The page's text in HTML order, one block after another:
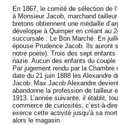
En 1867, le comité de sélection de
à Monsieur Jacob, marchand
bretons obtiennent une médaille
développe à Quimper en créant au
succursale : Le Bon Marché. En
épouse Prudence Jacob. Ils auront
notre poète). Trois des sept
nazie. Aucun des enfants du
Par jugement rendu par la
date du 21 juin 1888 les Alexandre
Jacob. Max Jacob Alexandre
abandonne la profession de tailleur
1913. L’année suivante, il établit,
commerce de curiosités, c’est-à-dire
exerce cette activité jusqu’à sa
alors le magasin.